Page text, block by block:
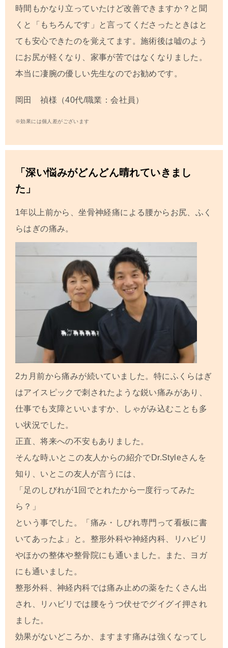
時間もかなり立っていたけど改善できますか？と聞
くと「もちろんです」と言ってくださったときはと
ても安心できたのを覚えてます。施術後は嘘のよう
にお尻が軽くなり、家事が苦ではなくなりました。
本当に凄腕の優しい先生なのでお勧めです。
岡田 禎様（40代/職業：会社員）
※効果には個人差がございます
「深い悩みがどんどん晴れていきまし
た」
1年以上前から、坐骨神経痛による腰からお尻、ふく
らはぎの痛み。
2カ月前から痛みが続いていました。特にふくらはぎ
はアイスピックで刺されたような鋭い痛みがあり、
仕事でも支障といいますか、しゃがみ込むことも多
い状況でした。
正直、将来への不安もありました。
そんな時,いとこの友人からの紹介でDr.Styleさんを
知り、いとこの友人が言うには、
「足のしびれが1回でとれたから一度行ってみた
ら？」
という事でした。「痛み・しびれ専門って看板に書
いてあったよ」と。整形外科や神経内科、リハビリ
やほかの整体や整骨院にも通いました。また、ヨガ
にも通いました。
整形外科、神経内科では痛み止めの薬をたくさん出
され、リハビリでは腰をうつ伏せでグイグイ押され
ました。
効果がないどころか、ますます痛みは強くなってし